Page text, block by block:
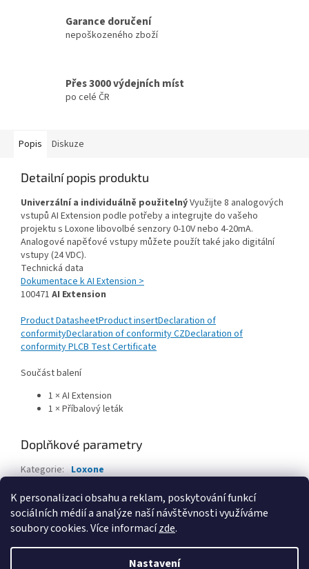
K personalizaci obsahu a reklam, poskytování funkcí
sociálních médií a analýze naší návštěvnosti využíváme
soubory cookies. Více informacízde.
Nastavení
Garance doručení
nepoškozeného zboží
Přes 3000 výdejních míst
po celé ČR
Popis Diskuze
Detailní popis produktu
Univerzální a individuálně použitelnýVyužijte 8 analogových
vstupů AI Extension podle potřeby a integrujte do vašeho
projektu s Loxone libovolbé senzory 0-10V nebo 4-20mA.
Analogové napěťové vstupy můžete použít také jako digitální
vstupy (24 VDC).
Technická data
Dokumentace k AI Extension >
100471 AI Extension
Product DatasheetProduct insertDeclaration of
conformityDeclaration of conformity CZDeclaration of
conformity PLCB Test Certificate
Součást balení
1 × AI Extension
1 × Příbalový leták
Doplňkové parametry
Kategorie: Loxone